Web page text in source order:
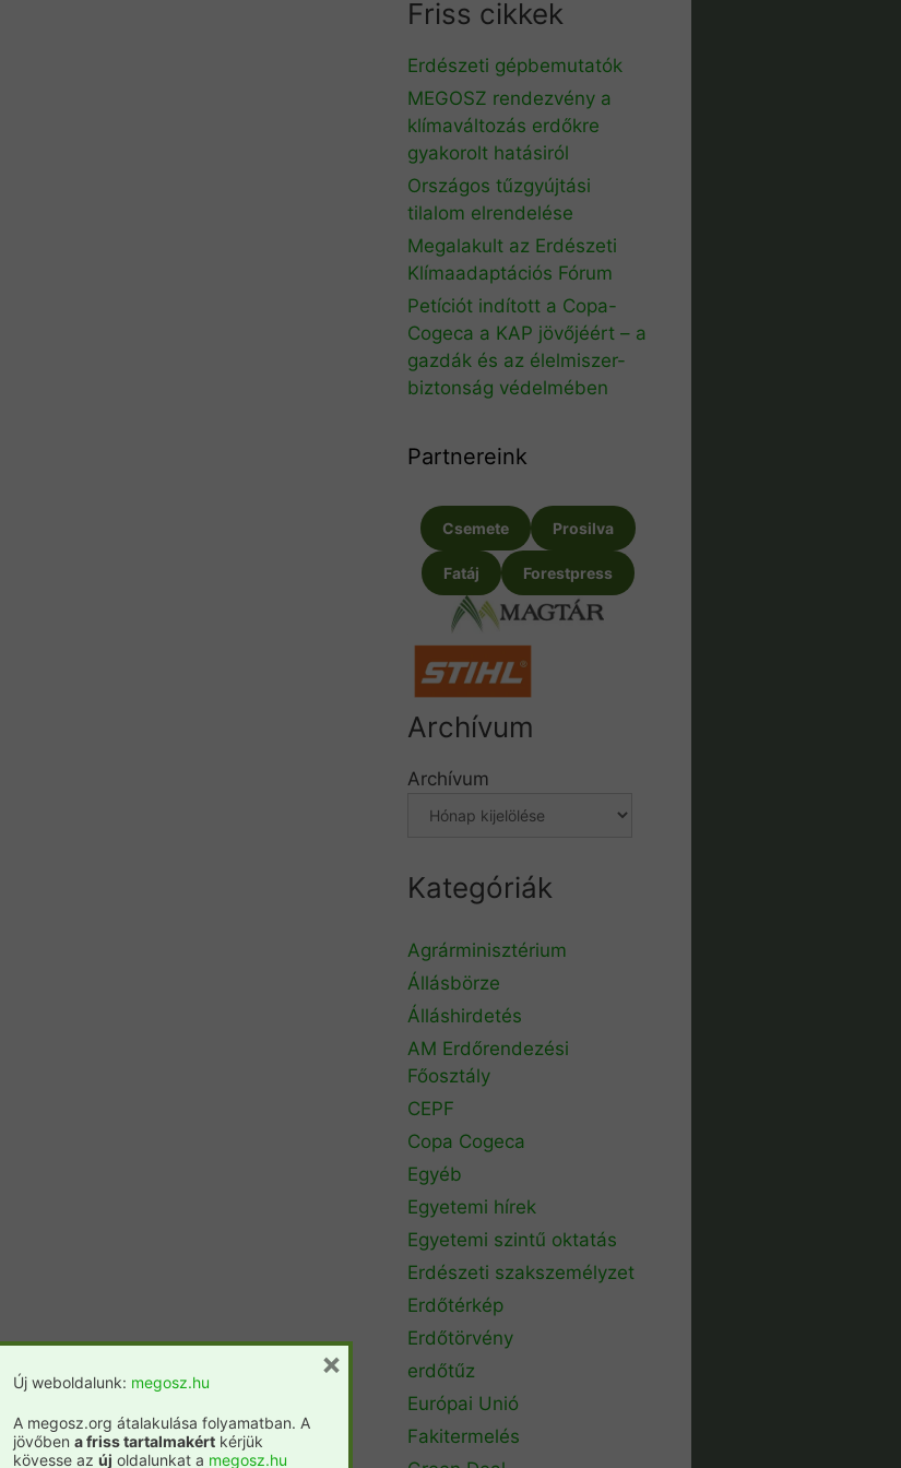
Friss cikkek
Erdészeti gépbemutatók
MEGOSZ rendezvény a
klímaváltozás erdőkre
gyakorolt hatásiról
Országos tűzgyújtási
tilalom elrendelése
Megalakult az Erdészeti
Klímaadaptációs Fórum
Petíciót indított a Copa-
Cogeca a KAP jövőjéért – a
gazdák és az élelmiszer-
biztonság védelmében
Partnereink
Csemete Prosilva
Fatáj Forestpress
Archívum
Archívum
Kategóriák
Agrárminisztérium
Állásbörze
Álláshirdetés
AM Erdőrendezési
Főosztály
CEPF
Copa Cogeca
Egyéb
Egyetemi hírek
Egyetemi szintű oktatás
Erdészeti szakszemélyzet
Erdőtérkép
Erdőtörvény
erdőtűz
Európai Unió
Fakitermelés
Új weboldalunk: megosz.hu
A megosz.org átalakulása folyamatban. A
jövőben a friss tartalmakért kérjük
kövesse az új oldalunkat a megosz.hu
×